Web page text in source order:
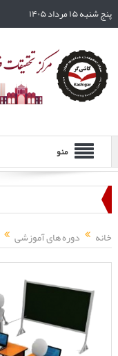
پنج شنبه ۱۵ مرداد ۱۴۰۵
منو
خانه دوره های آموزشی